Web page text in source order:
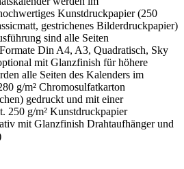
Kunstdruckpapier (250
gestrichenes Bilderdruckpapier)
sind alle Seiten
Din A4, A3, Quadratisch, Sky
mit Glanzfinish für höhere
alle Seiten des Kalenders im
g/m² Chromosulfatkarton
gedruckt und mit einer
250 g/m² Kunstdruckpapier
mit Glanzfinish Drahtaufhänger und